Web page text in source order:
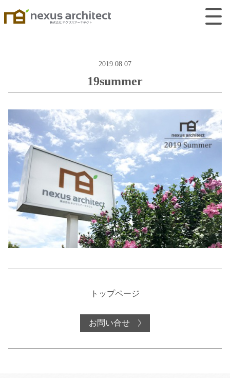
2019.08.07
19summer
トップページ
お問い合せ